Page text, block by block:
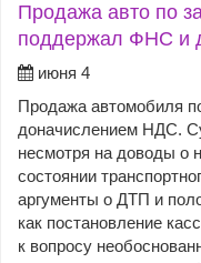
Продажа авто по
поддержал ФНС и
июня 4
Продажа автомобиля
доначислением НДС.
несмотря на доводы о
состоянии
аргументы о ДТП и
как постановление
к вопросу